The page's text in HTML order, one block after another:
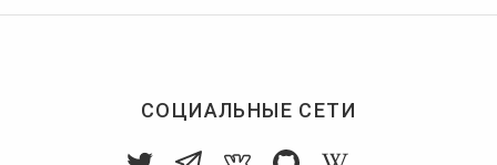
СОЦИАЛЬНЫЕ СЕТИ